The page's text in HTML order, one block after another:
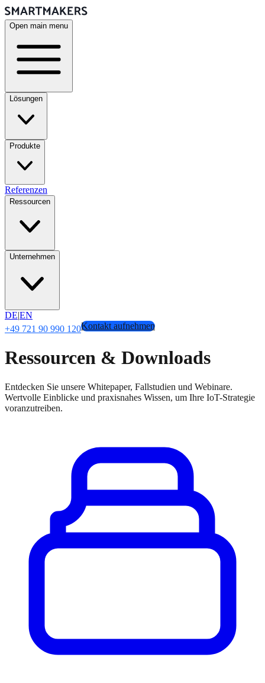
Open main menu
Lösungen
Produkte
Referenzen
Ressourcen
Unternehmen
DE|EN
+49 721 90 990 120Kontakt aufnehmen
Ressourcen & Downloads
Entdecken Sie unsere Whitepaper, Fallstudien und Webinare.
Wertvolle Einblicke und praxisnahes Wissen, um Ihre IoT-Strategie
voranzutreiben.